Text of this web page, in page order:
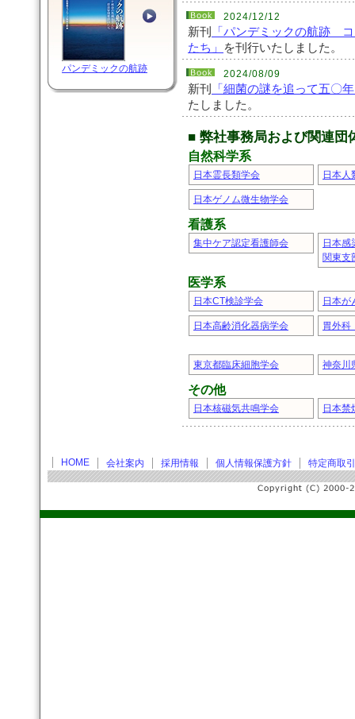
パンデミックの航跡
2024/12/12
新刊
「パンデミックの航跡
たち」
を刊行いたしました。
2024/08/09
新刊
「細菌の謎を追って五
たしました。
■ 弊社事務局および関連団
自然科学系
日本霊長類学会 日本人
日本ゲノム微生物学会
看護系
集中ケア認定看護師会
日本感
関東支
医学系
日本CT検診学会 日本が
日本高齢消化器病学会 胃外科
東京都臨床細胞学会 神奈川
その他
日本核磁気共鳴学会 日本禁
HOME 会社案内 採用情報 個人情報保護方針 特定商取